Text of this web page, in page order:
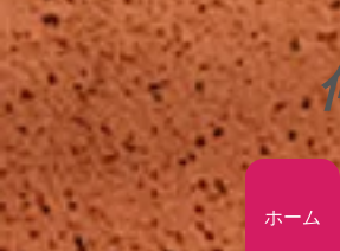
ホーム